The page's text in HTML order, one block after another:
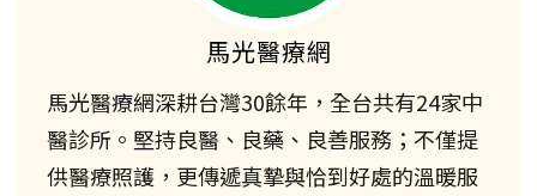
馬光醫療網
馬光醫療網深耕台灣30餘年，全台共有24家中
醫診所。堅持良醫、良藥、良善服務；不僅提
供醫療照護，更傳遞真摯與恰到好處的溫暖服